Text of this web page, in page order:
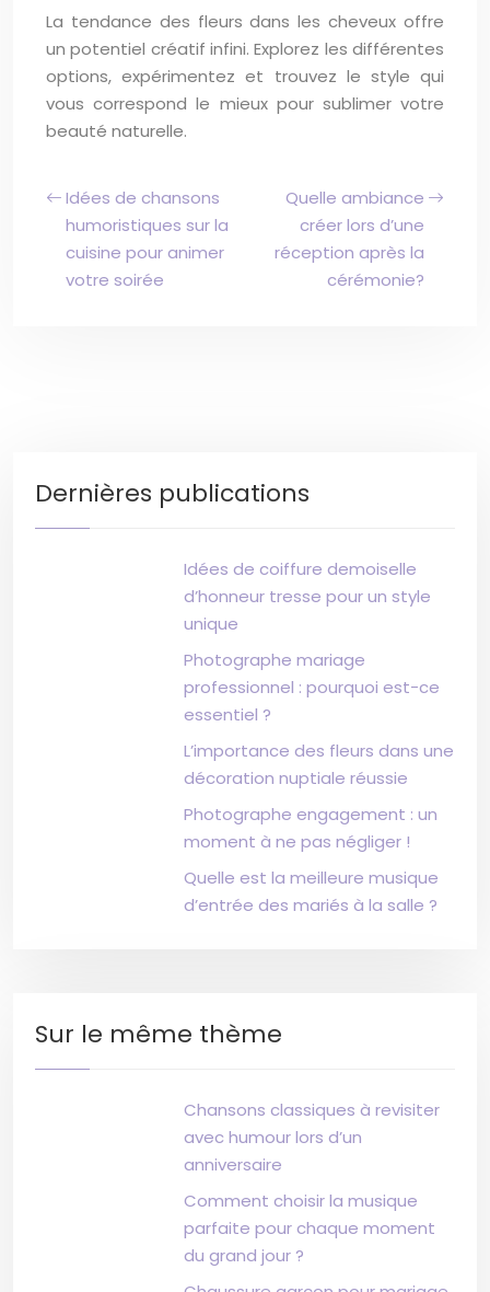
La tendance des fleurs dans les cheveux offre
un potentiel créatif infini. Explorez les différentes
options, expérimentez et trouvez le style qui
vous correspond le mieux pour sublimer votre
beauté naturelle.
Idées de chansons
humoristiques sur la
cuisine pour animer
votre soirée
Quelle ambiance
créer lors d’une
réception après la
cérémonie?
Dernières publications
Idées de coiffure demoiselle
d’honneur tresse pour un style
unique
Photographe mariage
professionnel : pourquoi est-ce
essentiel ?
L’importance des fleurs dans une
décoration nuptiale réussie
Photographe engagement : un
moment à ne pas négliger !
Quelle est la meilleure musique
d’entrée des mariés à la salle ?
Sur le même thème
Chansons classiques à revisiter
avec humour lors d’un
anniversaire
Comment choisir la musique
parfaite pour chaque moment
du grand jour ?